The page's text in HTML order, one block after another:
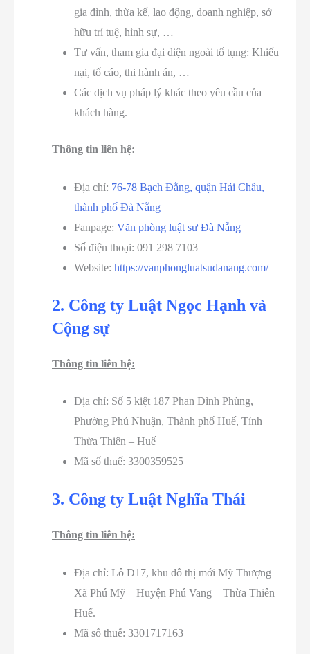
gia đình, thừa kế, lao động, doanh nghiệp, sở
hữu trí tuệ, hình sự, …
Tư vấn, tham gia đại diện ngoài tố tụng: Khiếu
nại, tố cáo, thi hành án, …
Các dịch vụ pháp lý khác theo yêu cầu của
khách hàng.
Thông tin liên hệ:
Địa chỉ: 76-78 Bạch Đằng, quận Hải Châu,
thành phố Đà Nẵng
Fanpage: Văn phòng luật sư Đà Nẵng
Số điện thoại: 091 298 7103
Website: https://vanphongluatsudanang.com/
2. Công ty Luật Ngọc Hạnh và
Cộng sự
Thông tin liên hệ:
Địa chỉ: Số 5 kiệt 187 Phan Đình Phùng,
Phường Phú Nhuận, Thành phố Huế, Tỉnh
Thừa Thiên – Huế
Mã số thuế: 3300359525
3. Công ty Luật Nghĩa Thái
Thông tin liên hệ:
Địa chỉ: Lô D17, khu đô thị mới Mỹ Thượng –
Xã Phú Mỹ – Huyện Phú Vang – Thừa Thiên –
Huế.
Mã số thuế: 3301717163